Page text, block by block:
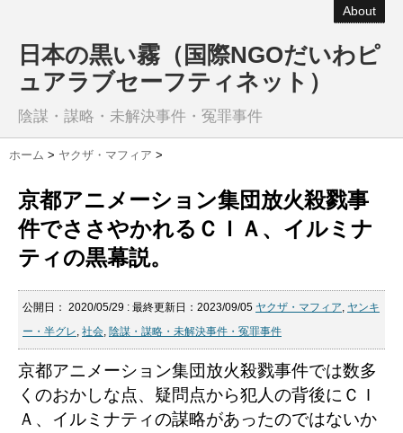
About
日本の黒い霧（国際NGOだいわピ
ュアラブセーフティネット）
陰謀・謀略・未解決事件・冤罪事件
ホーム > ヤクザ・マフィア >
京都アニメーション集団放火殺戮事
件でささやかれるＣＩＡ、イルミナ
ティの黒幕説。
公開日： 2020/05/29 : 最終更新日：2023/09/05 ヤクザ・マフィア, ヤンキ
ー・半グレ, 社会, 陰謀・謀略・未解決事件・冤罪事件
京都アニメーション集団放火殺戮事件では数多
くのおかしな点、疑問点から犯人の背後にＣＩ
Ａ、イルミナティの謀略があったのではないか